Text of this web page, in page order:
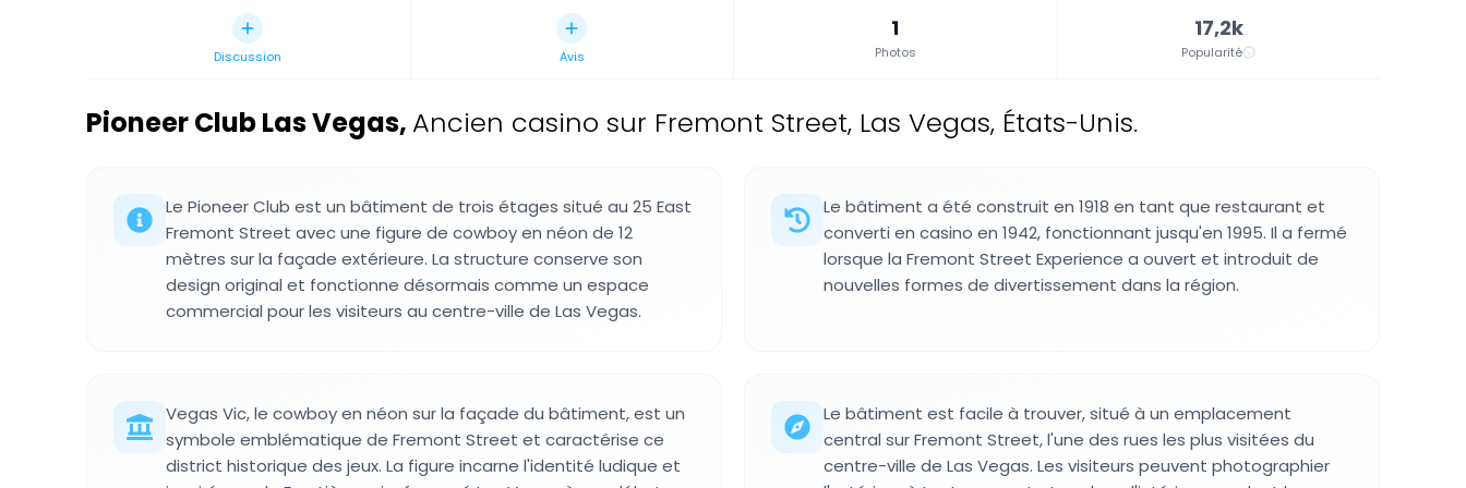
Discussion Avis
1
Photos
17,2k
Popularité
Pioneer Club Las Vegas, Ancien casino sur Fremont Street, Las Vegas, États-Unis.
Le Pioneer Club est un bâtiment de trois étages situé au 25 East
Fremont Street avec une figure de cowboy en néon de 12
mètres sur la façade extérieure. La structure conserve son
design original et fonctionne désormais comme un espace
commercial pour les visiteurs au centre-ville de Las Vegas.
Le bâtiment a été construit en 1918 en tant que restaurant et
converti en casino en 1942, fonctionnant jusqu'en 1995. Il a fermé
lorsque la Fremont Street Experience a ouvert et introduit de
nouvelles formes de divertissement dans la région.
Vegas Vic, le cowboy en néon sur la façade du bâtiment, est un
symbole emblématique de Fremont Street et caractérise ce
district historique des jeux. La figure incarne l'identité ludique et
Le bâtiment est facile à trouver, situé à un emplacement
central sur Fremont Street, l'une des rues les plus visitées du
centre-ville de Las Vegas. Les visiteurs peuvent photographier